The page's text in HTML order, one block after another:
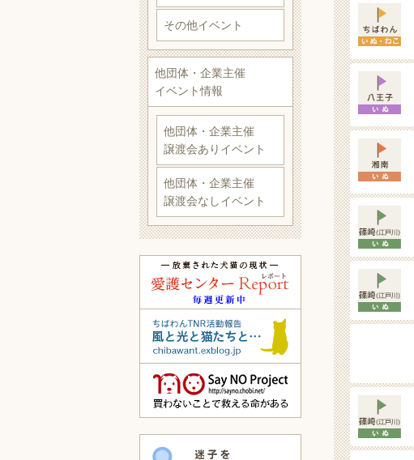
その他イベント
他団体・企業主催
イベント情報
他団体・企業主催
譲渡会ありイベント
他団体・企業主催
譲渡会なしイベント